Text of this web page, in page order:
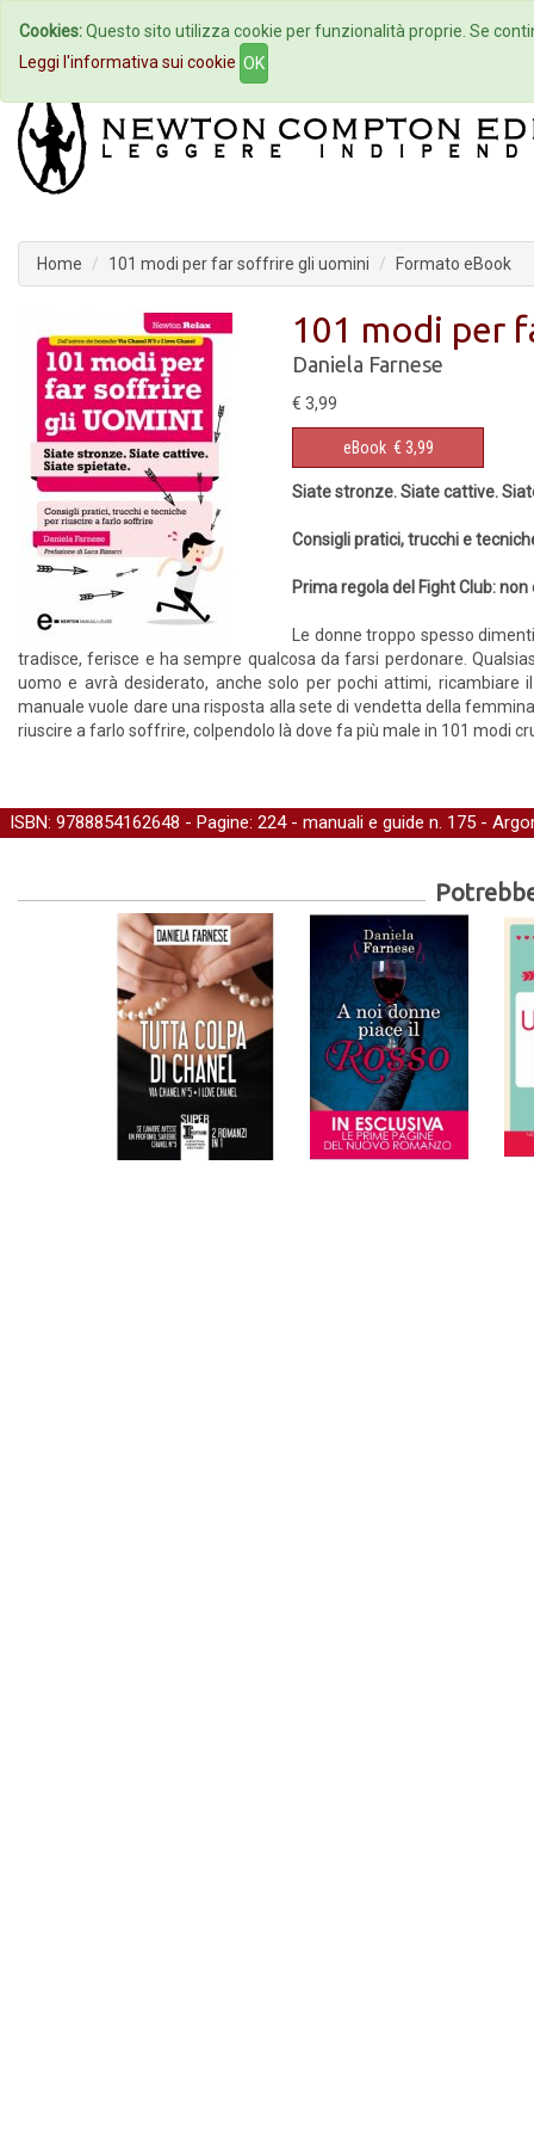
Home Autori Eventi
Home 101 modi per far soffrire gli uomini Formato eBook
101 modi per
Daniela Farnese
€ 3,99
eBook € 3,99
Siate stronze. Siate cattive.
Consigli pratici, trucchi e
Prima regola del Fight Club:
Le donne troppo spesso
tradisce, ferisce e ha sempre qualcosa da farsi perdonare.
uomo e avrà desiderato, anche solo per pochi attimi, ricambiare
manuale vuole dare una risposta alla sete di vendetta della
riuscire a farlo soffrire, colpendolo là dove fa più male in 101 modi
ISBN: 9788854162648 - Pagine: 224 - manuali e guide n. 175 -
Cookies:Questo sito utilizza cookie per funzionalità proprie. Se
Leggi l'informativa sui cookie OK